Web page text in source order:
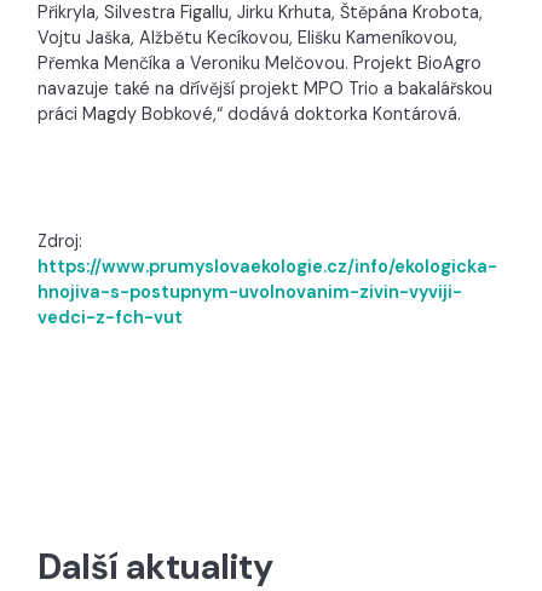
Přikryla, Silvestra Figallu, Jirku Krhuta, Štěpána Krobota,
Vojtu Jaška, Alžbětu Kecíkovou, Elišku Kameníkovou,
Přemka Menčíka a Veroniku Melčovou. Projekt BioAgro
navazuje také na dřívější projekt MPO Trio a bakalářskou
práci Magdy Bobkové,“ dodává doktorka Kontárová.
Zdroj:
https://www.prumyslovaekologie.cz/info/ekologicka-
hnojiva-s-postupnym-uvolnovanim-zivin-vyviji-
vedci-z-fch-vut
Další aktuality